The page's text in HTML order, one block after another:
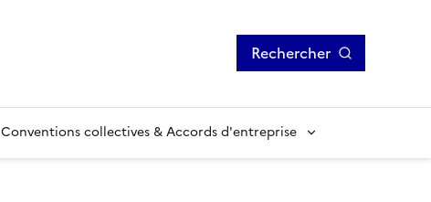
Rechercher
Conventions collectives & Accords d'entreprise